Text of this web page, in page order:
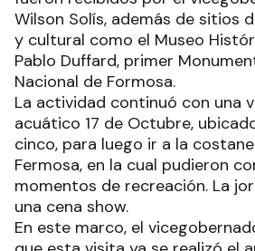
Wilson Solís, además de sitios
y cultural como el Museo
Pablo Duffard, primer
Nacional de Formosa.
La actividad continuó con una
acuático 17 de Octubre,
cinco, para luego ir a la
Fermosa, en la cual pudieron
momentos de recreación. La
una cena show.
En este marco, el